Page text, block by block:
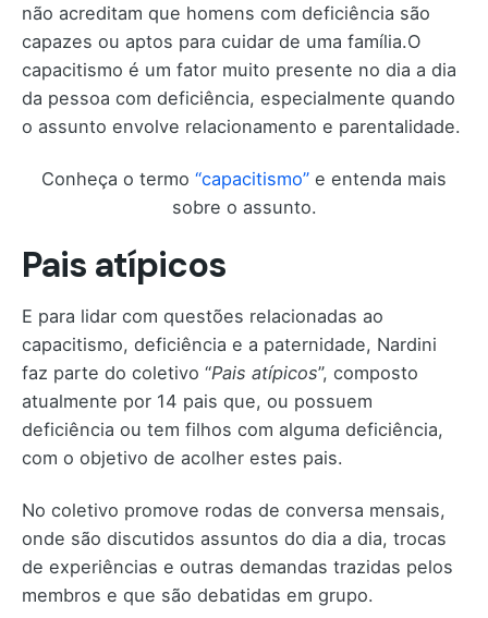
não acreditam que homens com deficiência são
capazes ou aptos para cuidar de uma família.O
capacitismo é um fator muito presente no dia a dia
da pessoa com deficiência, especialmente quando
o assunto envolve relacionamento e parentalidade.
Conheça o termo “capacitismo” e entenda mais
sobre o assunto.
Pais atípicos
E para lidar com questões relacionadas ao
capacitismo, deficiência e a paternidade, Nardini
faz parte do coletivo “Pais atípicos”, composto
atualmente por 14 pais que, ou possuem
deficiência ou tem filhos com alguma deficiência,
com o objetivo de acolher estes pais.
No coletivo promove rodas de conversa mensais,
onde são discutidos assuntos do dia a dia, trocas
de experiências e outras demandas trazidas pelos
membros e que são debatidas em grupo.